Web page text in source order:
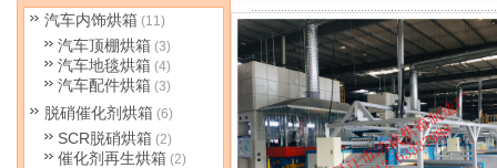
汽车内饰烘箱 (11)
汽车顶棚烘箱 (3)
汽车地毯烘箱 (4)
汽车配件烘箱 (3)
脱硝催化剂烘箱 (6)
SCR脱硝烘箱 (2)
催化剂再生烘箱 (2)